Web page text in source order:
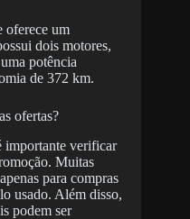
oferece um
dois motores,
potência
de 372 km.
ofertas?
importante verificar
Muitas
para compras
usado. Além disso,
podem ser